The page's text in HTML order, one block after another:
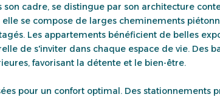
cadre, se distingue par son architecture
se compose de larges cheminements
Les appartements bénéficient de belles
de s'inviter dans chaque espace de vie. Des
favorisant la détente et le bien-être.
pour un confort optimal. Des stationnements